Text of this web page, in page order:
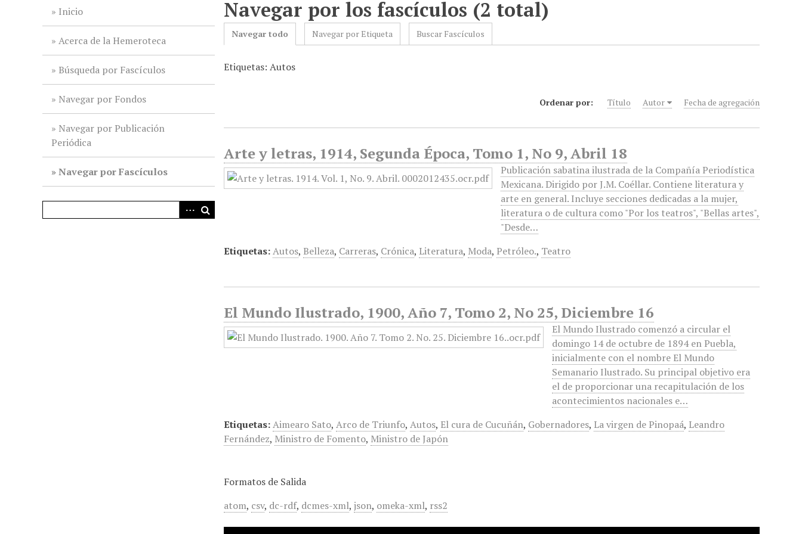
Inicio
Acerca de la Hemeroteca
Búsqueda por Fascículos
Navegar por Fondos
Navegar por Publicación
Periódica
Navegar por Fascículos
Navegar por los fascículos (2 total)
Navegar todo Navegar por Etiqueta Buscar Fascículos
Etiquetas: Autos
Ordenar por: Título Autor Fecha de agregación
Arte y letras, 1914, Segunda Época, Tomo 1, No 9, Abril 18
Publicación sabatina ilustrada de la Compañía Periodística
Mexicana. Dirigido por J.M. Coéllar. Contiene literatura y
arte en general. Incluye secciones dedicadas a la mujer,
literatura o de cultura como "Por los teatros", "Bellas artes",
"Desde…
Etiquetas:Autos, Belleza, Carreras, Crónica, Literatura, Moda, Petróleo., Teatro
El Mundo Ilustrado, 1900, Año 7, Tomo 2, No 25, Diciembre 16
El Mundo Ilustrado comenzó a circular el
domingo 14 de octubre de 1894 en Puebla,
inicialmente con el nombre El Mundo
Semanario Ilustrado. Su principal objetivo era
el de proporcionar una recapitulación de los
acontecimientos nacionales e…
Etiquetas:Aimearo Sato,Arco de Triunfo,Autos, El cura de Cucuñán, Gobernadores, La virgen de Pinopaá, Leandro
Fernández, Ministro de Fomento, Ministro de Japón
Formatos de Salida
atom, csv, dc-rdf, dcmes-xml,json, omeka-xml, rss2